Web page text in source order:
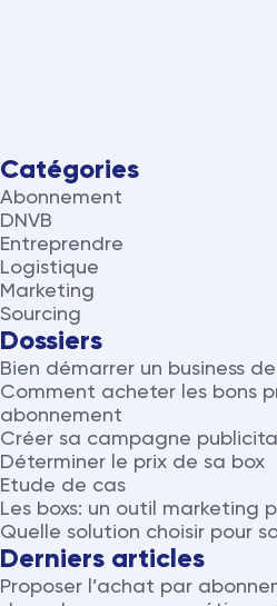
Catégories
Abonnement
DNVB
Entreprendre
Logistique
Marketing
Sourcing
Dossiers
Bien démarrer un business
Comment acheter les bons
abonnement
Créer sa campagne
Déterminer le prix de sa box
Etude de cas
Les boxs: un outil marketing
Quelle solution choisir pour
Derniers articles
Proposer l’achat par